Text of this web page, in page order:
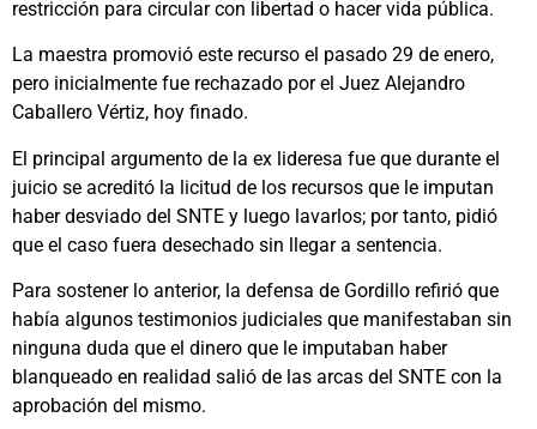
restricción para circular con libertad o hacer vida pública.
La maestra promovió este recurso el pasado 29 de enero,
pero inicialmente fue rechazado por el Juez Alejandro
Caballero Vértiz, hoy finado.
El principal argumento de la ex lideresa fue que durante el
juicio se acreditó la licitud de los recursos que le imputan
haber desviado del SNTE y luego lavarlos; por tanto, pidió
que el caso fuera desechado sin llegar a sentencia.
Para sostener lo anterior, la defensa de Gordillo refirió que
había algunos testimonios judiciales que manifestaban sin
ninguna duda que el dinero que le imputaban haber
blanqueado en realidad salió de las arcas del SNTE con la
aprobación del mismo.